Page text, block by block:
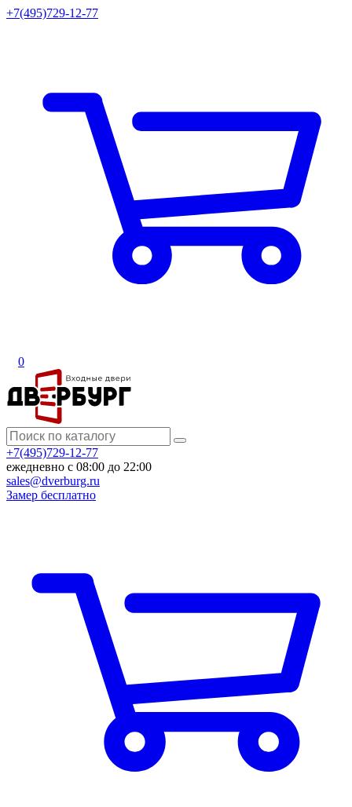
+7(495)729-12-77
0
+7(495)729-12-77
ежедневно с 08:00 до 22:00
sales@dverburg.ru
Замер бесплатно